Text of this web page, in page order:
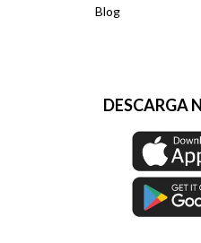
Blog
DESCARGA